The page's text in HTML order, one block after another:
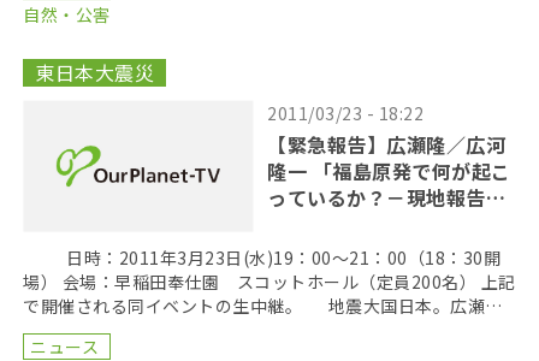
自然・公害
東日本大震災
2011/03/23 - 18:22
【緊急報告】広瀬隆／広河
隆一 「福島原発で何が起こ
っているか？－現地報告と
日時：2011年3月23日(水)19：00～21：00（18：30開
場） 会場：早稲田奉仕園 スコットホール（定員200名） 上記
で開催される同イベントの生中継。 地震大国日本。広瀬氏
は原発の危険性を訴え、警 […]
ニュース